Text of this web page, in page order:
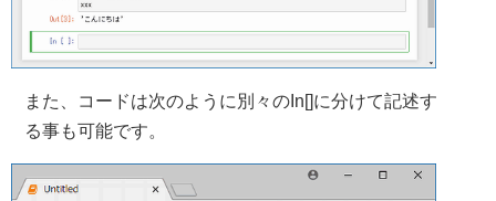
また、コードは次のように別々のIn[]に分けて記述す
る事も可能です。